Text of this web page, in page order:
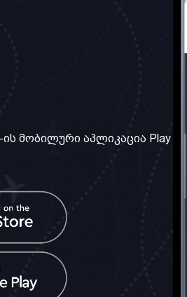
წესები და პირობები
კითხვები
სოციალური ქსელი
ის მობილური აპლიკაცია Play